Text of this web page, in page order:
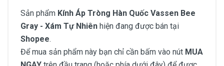
Sản phẩm Kính Áp Tròng Hàn Quốc Vassen Bee
Gray - Xám Tự Nhiên hiện đang được bán tại
Shopee.
Để mua sản phẩm này bạn chỉ cần bấm vào nút MUA